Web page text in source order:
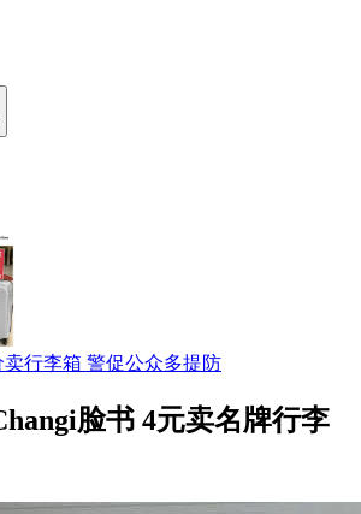
行李箱 警促公众多提防
脸书 4元卖名牌行李